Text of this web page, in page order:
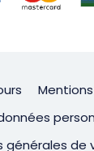
générales de